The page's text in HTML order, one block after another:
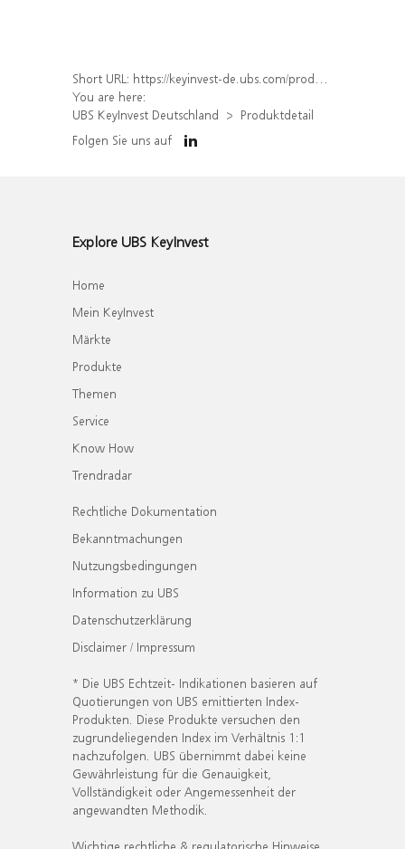
Short URL: https://keyinvest-de.ubs.com/produkt/detail/index/isin/DE000WA1DN16
You are here:
UBS KeyInvest Deutschland
Produktdetail
Folgen Sie uns auf
Explore UBS KeyInvest
Home
Mein KeyInvest
Märkte
Produkte
Themen
Service
Know How
Trendradar
Rechtliche Dokumentation
Bekanntmachungen
Nutzungsbedingungen
Information zu UBS
Datenschutzerklärung
Disclaimer / Impressum
* Die UBS Echtzeit- Indikationen basieren auf
Quotierungen von UBS emittierten Index-
Produkten. Diese Produkte versuchen den
zugrundeliegenden Index im Verhältnis 1:1
nachzufolgen. UBS übernimmt dabei keine
Gewährleistung für die Genauigkeit,
Vollständigkeit oder Angemessenheit der
angewandten Methodik.